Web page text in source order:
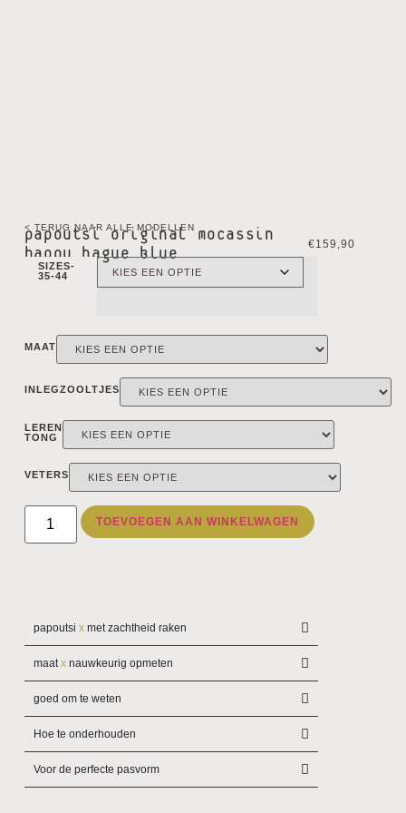
< TERUG NAAR ALLE MODELLEN
papoutsi original mocassin
happy hague blue
€159,90
SIZES-
35-44
MAAT
INLEGZOOLTJES
LEREN
TONG
VETERS
TOEVOEGEN AAN WINKELWAGEN
papoutsi xmet zachtheid raken
maatxnauwkeurig opmeten
goed om te weten
Hoe te onderhouden
Voor de perfecte pasvorm